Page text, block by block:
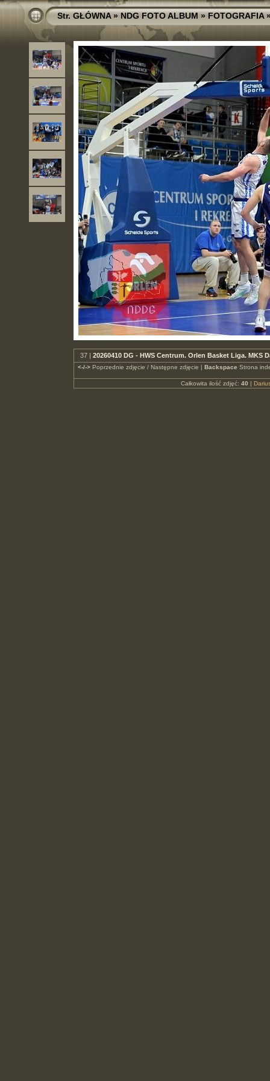
Str. GŁÓWNA»NDG FOTO ALBUM»FOTOGRAFIA
37 | 20260410 DG - HWS Centrum. Orlen Basket Liga.
<-/->Poprzednie zdjęcie / Następne zdjęcie | Backspace Strona
Całkowita ilość zdjęć: 40 |